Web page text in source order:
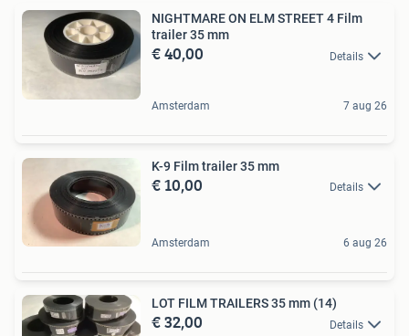
NIGHTMARE ON ELM STREET 4 Film
trailer 35 mm
€ 40,00 Details
Amsterdam 7 aug 26
K-9 Film trailer 35 mm
€ 10,00 Details
Amsterdam 6 aug 26
LOT FILM TRAILERS 35 mm (14)
€ 32,00 Details